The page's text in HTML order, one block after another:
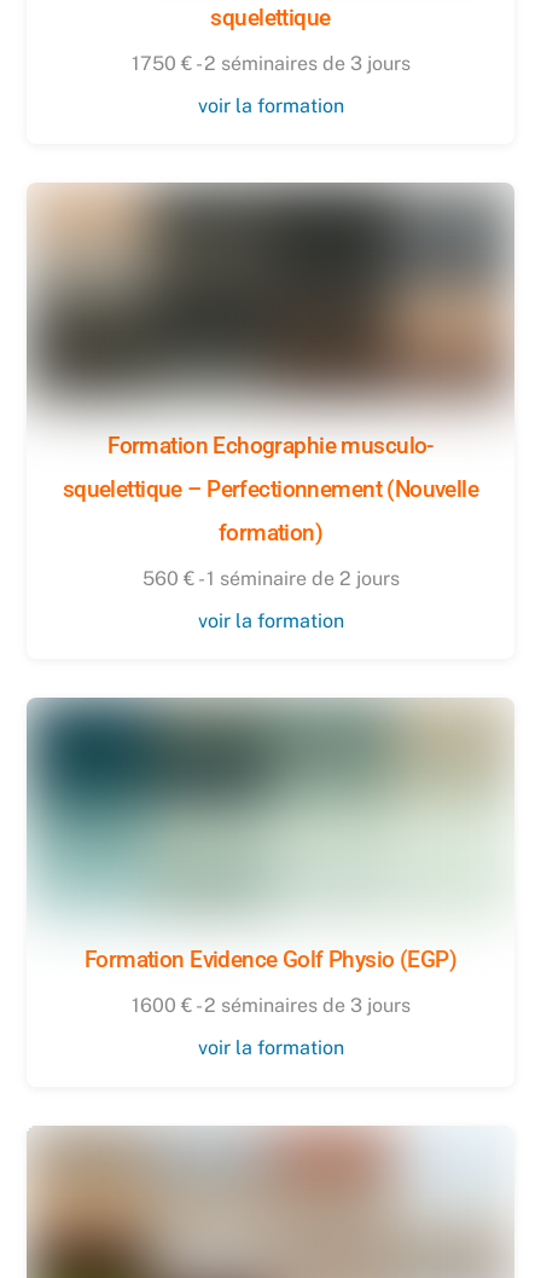
squelettique
1750 € - 2 séminaires de 3 jours
voir la formation
Formation Echographie musculo-
squelettique – Perfectionnement (Nouvelle
formation)
560 € - 1 séminaire de 2 jours
voir la formation
Formation Evidence Golf Physio (EGP)
1600 € - 2 séminaires de 3 jours
voir la formation